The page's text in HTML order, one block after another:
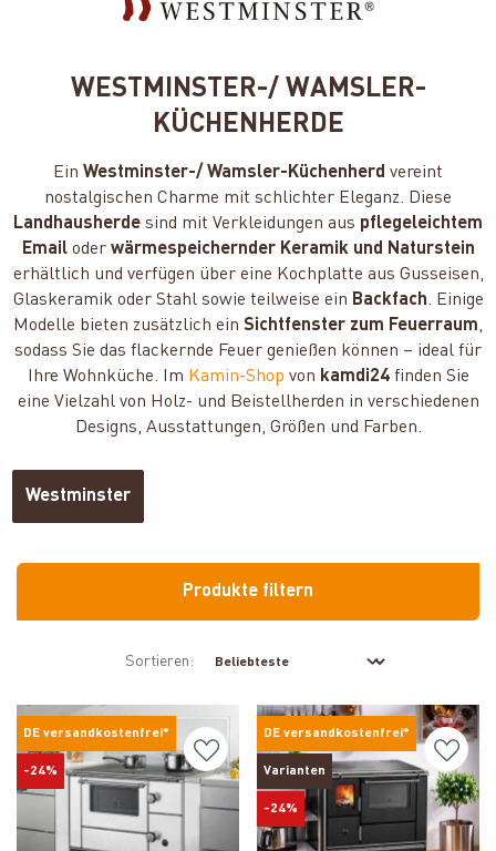
WESTMINSTER-/ WAMSLER-
KÜCHENHERDE
Ein Westminster-/ Wamsler-Küchenherd vereint
nostalgischen Charme mit schlichter Eleganz. Diese
Landhausherde sind mit Verkleidungen aus pflegeleichtem
Emailoder wärmespeichernder Keramik und Naturstein
erhältlich und verfügen über eine Kochplatte aus Gusseisen,
Glaskeramik oder Stahl sowie teilweise ein Backfach. Einige
Modelle bieten zusätzlich ein Sichtfenster zum Feuerraum,
sodass Sie das flackernde Feuer genießen können – ideal für
Ihre Wohnküche. Im Kamin-Shop von kamdi24finden Sie
eine Vielzahl von Holz- und Beistellherden in verschiedenen
Designs, Ausstattungen, Größen und Farben.
Westminster
Produkte filtern
Sortieren:
DE versandkostenfrei*
-24%
DE versandkostenfrei*
Varianten
-24%